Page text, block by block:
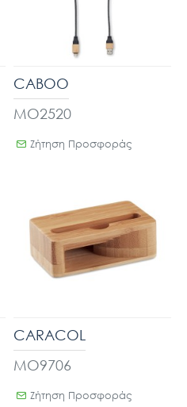
MO2520
CABOO
Ζήτηση Προσφοράς
MO9706
CARACOL
Ζήτηση Προσφοράς